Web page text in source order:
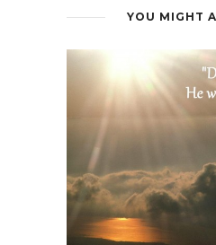
YOU MIGHT